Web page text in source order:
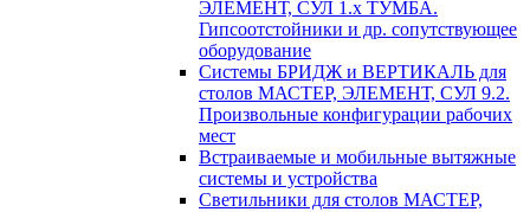
ЭЛЕМЕНТ, СУЛ 1.х ТУМБА.
Гипсоотстойники и др. сопутствующее
оборудование
Системы БРИДЖ и ВЕРТИКАЛЬ для
столов МАСТЕР, ЭЛЕМЕНТ, СУЛ 9.2.
Произвольные конфигурации рабочих
мест
Встраиваемые и мобильные вытяжные
системы и устройства
Светильники для столов МАСТЕР,